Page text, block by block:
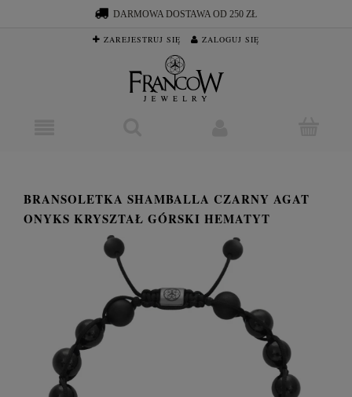
DARMOWA DOSTAWA OD 250 ZŁ
ZAREJESTRUJ SIĘ ZALOGUJ SIĘ
BRANSOLETKA SHAMBALLA CZARNY AGAT
ONYKS KRYSZTAŁ GÓRSKI HEMATYT